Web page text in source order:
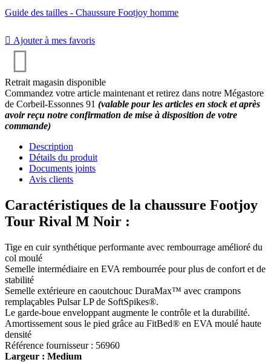
Guide des tailles - Chaussure Footjoy homme
 Ajouter à mes favoris
Retrait magasin disponible
Commandez votre article maintenant et retirez dans notre Mégastore
de Corbeil-Essonnes 91 (valable pour les articles en stock et après
avoir reçu notre confirmation de mise à disposition de votre
commande)
Description
Détails du produit
Documents joints
Avis clients
Caractéristiques de la chaussure Footjoy
Tour Rival M Noir :
Tige en cuir synthétique performante avec rembourrage amélioré du
col moulé
Semelle intermédiaire en EVA rembourrée pour plus de confort et de
stabilité
Semelle extérieure en caoutchouc DuraMax™ avec crampons
remplaçables Pulsar LP de SoftSpikes®.
Le garde-boue enveloppant augmente le contrôle et la durabilité.
Amortissement sous le pied grâce au FitBed® en EVA moulé haute
densité
Référence fournisseur : 56960
Largeur : Medium